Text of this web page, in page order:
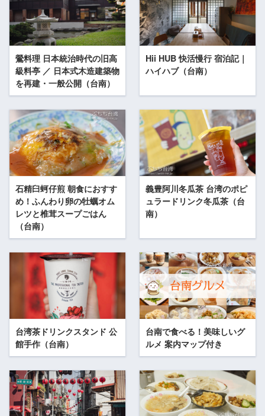
鶯料理 日本統治時代の旧高
級料亭 ／ 日本式木造建築物
を再建・一般公開（台南）
Hii HUB 快活慢行 宿泊記｜
ハイハブ（台南）
石精臼蚵仔煎 朝食におすす
め！ふんわり卵の牡蠣オム
レツと椎茸スープごはん
（台南）
義豊阿川冬瓜茶 台湾のポピ
ュラードリンク冬瓜茶（台
南）
台湾茶ドリンクスタンド 公
館手作（台南）
台南で食べる！美味しいグ
ルメ 案内マップ付き